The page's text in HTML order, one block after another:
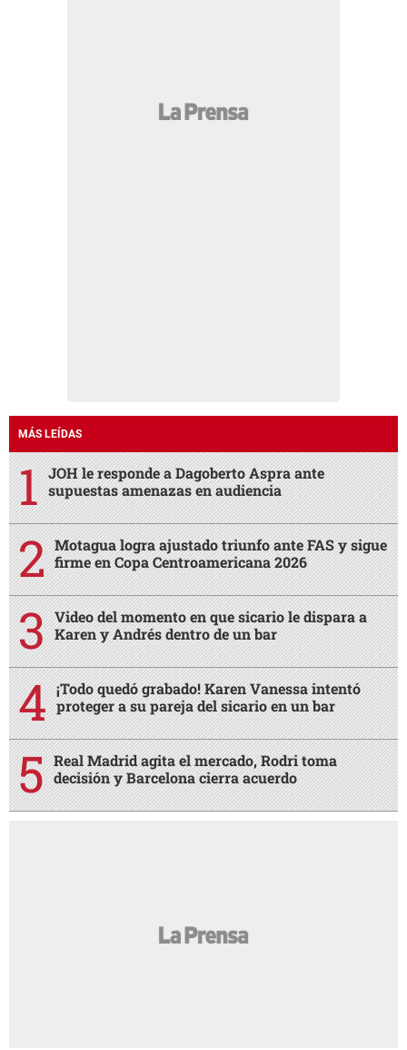
MÁS LEÍDAS
JOH le responde a Dagoberto Aspra ante
supuestas amenazas en audiencia
Motagua logra ajustado triunfo ante FAS y sigue
firme en Copa Centroamericana 2026
Video del momento en que sicario le dispara a
Karen y Andrés dentro de un bar
¡Todo quedó grabado! Karen Vanessa intentó
proteger a su pareja del sicario en un bar
Real Madrid agita el mercado, Rodri toma
decisión y Barcelona cierra acuerdo